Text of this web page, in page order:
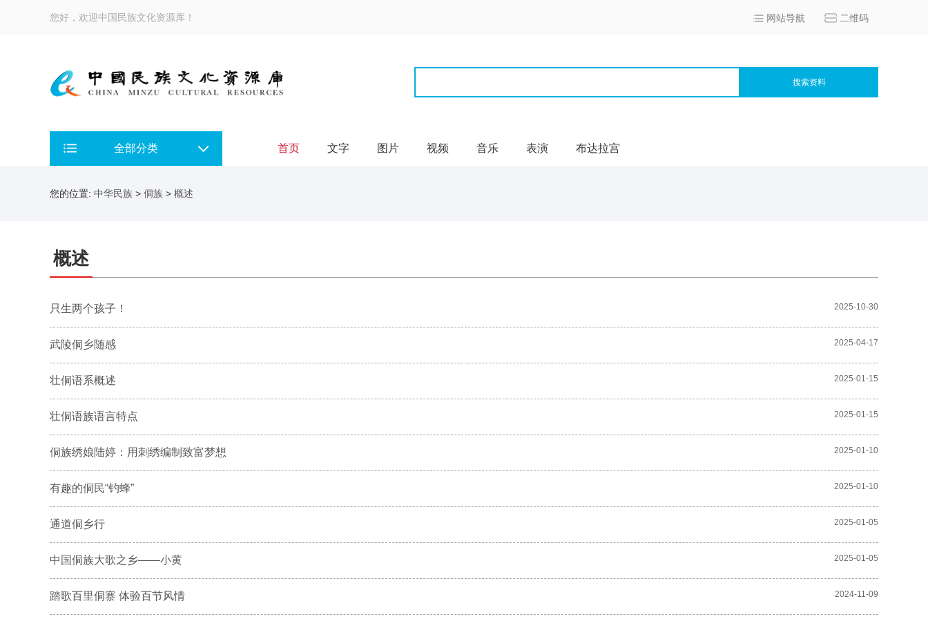
您好，欢迎中国民族文化资源库！ 网站导航 二维码
搜索资料
全部分类 首页 文字 图片 视频 音乐 表演 布达拉宫
您的位置: 中华民族 > 侗族 > 概述
概述
只生两个孩子！ 2025-10-30
武陵侗乡随感 2025-04-17
壮侗语系概述 2025-01-15
壮侗语族语言特点 2025-01-15
侗族绣娘陆婷：用刺绣编制致富梦想 2025-01-10
有趣的侗民“钓蜂” 2025-01-10
通道侗乡行 2025-01-05
中国侗族大歌之乡——小黄 2025-01-05
踏歌百里侗寨 体验百节风情 2024-11-09